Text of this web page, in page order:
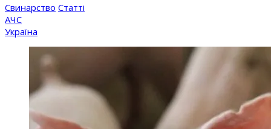
Свинарство Статті
АЧС
Україна